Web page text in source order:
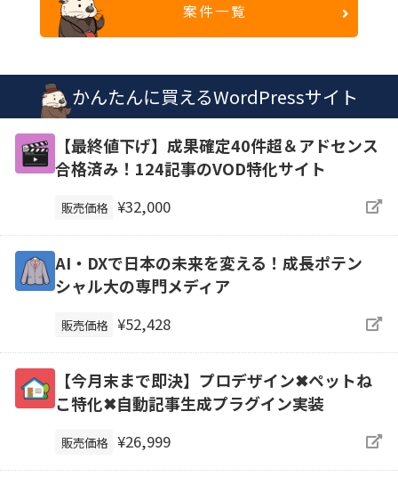
案件一覧
かんたんに買えるWordPressサイト
【最終値下げ】成果確定40件超＆アドセンス
合格済み！124記事のVOD特化サイト
販売価格 ¥32,000
AI・DXで日本の未来を変える！成長ポテン
シャル大の専門メディア
販売価格 ¥52,428
【今月末まで即決】プロデザイン✖ペットね
こ特化✖自動記事生成プラグイン実装
販売価格 ¥26,999